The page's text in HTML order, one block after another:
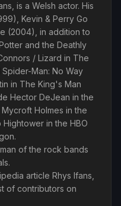
is a Welsh actor. His
Kevin & Perry Go
(2004), in addition to
and the Deathly
/ Lizard in The
Man: No Way
in The King's Man
Hector DeJean in the
Holmes in the
Hightower in the HBO
of the rock bands
article Rhys Ifans,
of contributors on